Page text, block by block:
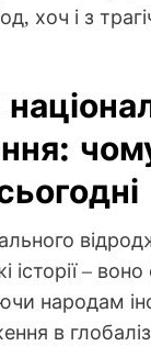
хоч і з
історії –
народам
в